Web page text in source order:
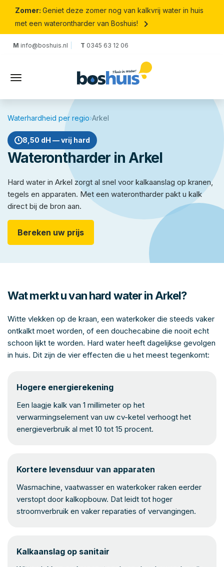
Zomer: Geniet deze zomer nog van kalkvrij water in huis
met een waterontharder van Boshuis!
keyboard_arrow_right
M info@boshuis.nl T 0345 63 12 06
Waterhardheid per regio›Arkel
8,50 dH — vrij hard
Waterontharder in Arkel
Hard water in Arkel zorgt al snel voor kalkaanslag op kranen,
tegels en apparaten. Met een waterontharder pakt u kalk
direct bij de bron aan.
Bereken uw prijs
Wat merkt u van hard water in Arkel?
Witte vlekken op de kraan, een waterkoker die steeds vaker
ontkalkt moet worden, of een douchecabine die nooit echt
schoon lijkt te worden. Hard water heeft dagelijkse gevolgen
in huis. Dit zijn de vier effecten die u het meest tegenkomt:
Hogere energierekening
Een laagje kalk van 1 millimeter op het
verwarmingselement van uw cv-ketel verhoogt het
energieverbruik al met 10 tot 15 procent.
Kortere levensduur van apparaten
Wasmachine, vaatwasser en waterkoker raken eerder
verstopt door kalkopbouw. Dat leidt tot hoger
stroomverbruik en vaker reparaties of vervangingen.
Kalkaanslag op sanitair